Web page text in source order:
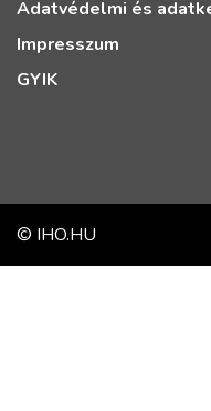
Adatvédelmi és
Impresszum
GYIK
© IHO.HU